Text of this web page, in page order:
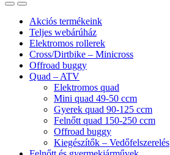
Akciós termékeink
Teljes webárúház
Elektromos rollerek
Cross/Dirtbike – Minicross
Offroad buggy
Quad – ATV
Elektromos quad
Mini quad 49-50 ccm
Gyerek quad 90-125 ccm
Felnőtt quad 150-250 ccm
Offroad buggy
Kiegészítők – Vedőfelszerelés